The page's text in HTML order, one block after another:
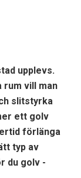
upplevs.
rum vill man
slitstyrka
ett golv
förlänga
typ av
du golv -